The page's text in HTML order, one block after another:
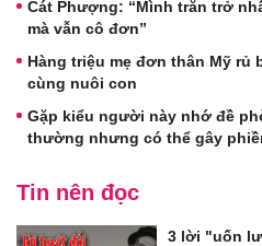
Cát Phượng: “Mình trăn trở
mà vẫn cô đơn”
Hàng triệu mẹ đơn thân Mỹ rủ
cùng nuôi con
Gặp kiểu người này nhớ đề
thường nhưng có thể gây
Tin nên đọc
3 lời "uốn